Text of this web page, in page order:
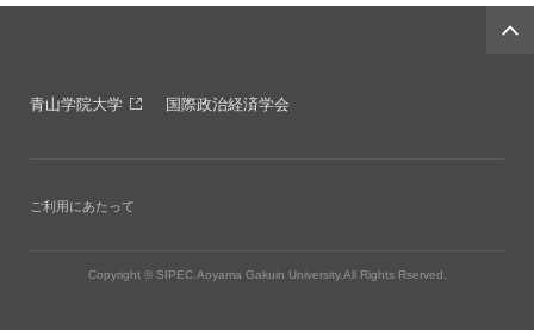
青山学院大学 国際政治経済学会
ご利用にあたって
Copyright © SIPEC.Aoyama Gakuin University.All Rights Rserved.